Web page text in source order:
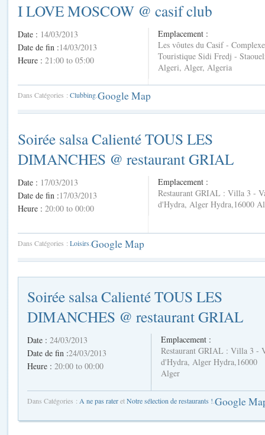
I LOVE MOSCOW @ casif club
Date : 14/03/2013
Date de fin :14/03/2013
Heure : 21:00 to 05:00
Emplacement :
Les vôutes du Casif - Complexe
Touristique Sidi Fredj -
Algeri, Alger, Algeria
Dans Catégories : ClubbingGoogle Map
Soirée salsa Calienté TOUS LES
DIMANCHES @ restaurant GRIAL
Date : 17/03/2013
Date de fin :17/03/2013
Heure : 20:00 to 00:00
Emplacement :
Restaurant GRIAL : Villa 3 -
d'Hydra, Alger Hydra,16000
Dans Catégories : Loisirs Google Map
Soirée salsa Calienté TOUS LES
DIMANCHES @ restaurant GRIAL
Date : 24/03/2013
Date de fin :24/03/2013
Heure : 20:00 to 00:00
Emplacement :
Restaurant GRIAL : Villa 3 -
d'Hydra, Alger Hydra,16000
Alger
Dans Catégories : A ne pas rateretNotre sélection de restaurants ! Google